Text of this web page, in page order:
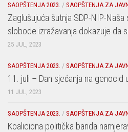
SAOPŠTENJA 2023. / SAOPŠTENJA ZA
Zaglušujuća šutnja SDP-NIP-
slobode izražavanja dokazuje da
25 JUL, 2023
SAOPŠTENJA 2023. / SAOPŠTENJA ZA
11. juli – Dan sjećanja na genocid
11 JUL, 2023
SAOPŠTENJA 2023. / SAOPŠTENJA ZA
Koaliciona politička banda